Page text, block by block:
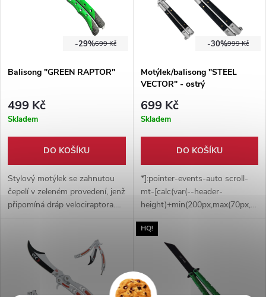
699 Kč
-29%
Balisong "GREEN RAPTOR"
499 Kč
Skladem
DO KOŠÍKU
Stylový motýlek se zahnutou
čepelí v zeleném provedení, jenž
připomíná dráp velociraptora.
povrchem.
999 Kč
-30%
Motýlek/balisong "STEEL
VECTOR" - ostrý
699 Kč
Skladem
DO KOŠÍKU
*]:pointer-events-auto scroll-
mt-[calc(var(--header-
id="request-68d645b1-52a0-
8332-a0cf-e445c12f6913-3"
data-testid="conversation-
turn-109" data-scroll-
anchor="true" data-
HQ!